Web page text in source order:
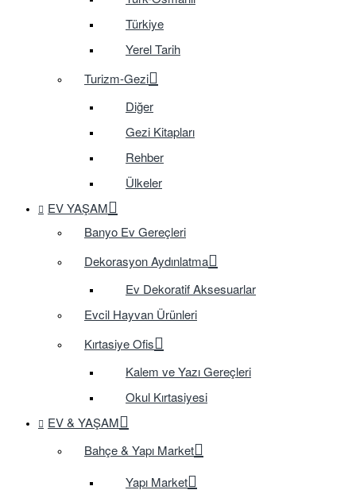
Türkiye
Yerel Tarih
Turizm-Gezi
Diğer
Gezi Kitapları
Rehber
Ülkeler
EV YAŞAM
Banyo Ev Gereçleri
Dekorasyon Aydınlatma
Ev Dekoratif Aksesuarlar
Evcil Hayvan Ürünleri
Kırtasiye Ofis
Kalem ve Yazı Gereçleri
Okul Kırtasiyesi
EV & YAŞAM
Bahçe & Yapı Market
Yapı Market